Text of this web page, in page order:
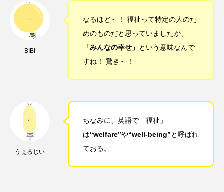
BIBI
なるほど～！ 福祉って特定の人のた
めのものだと思っていましたが、
「みんなの幸せ」 という意味なんで
すね！ 驚き～！
うぇるじい
ちなみに、英語で「福祉」
は“welfare”や“well-being”と呼ばれ
ておる。